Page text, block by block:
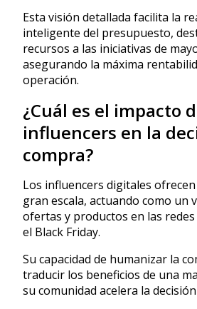
Esta visión detallada facilita la
inteligente del presupuesto,
recursos a las iniciativas de
asegurando la máxima
operación.
¿Cuál es el impacto
influencers en la
compra?
Los influencers digitales
gran escala, actuando como un
ofertas y productos en las
el Black Friday.
Su capacidad de humanizar la
traducir los beneficios de una
su comunidad acelera la